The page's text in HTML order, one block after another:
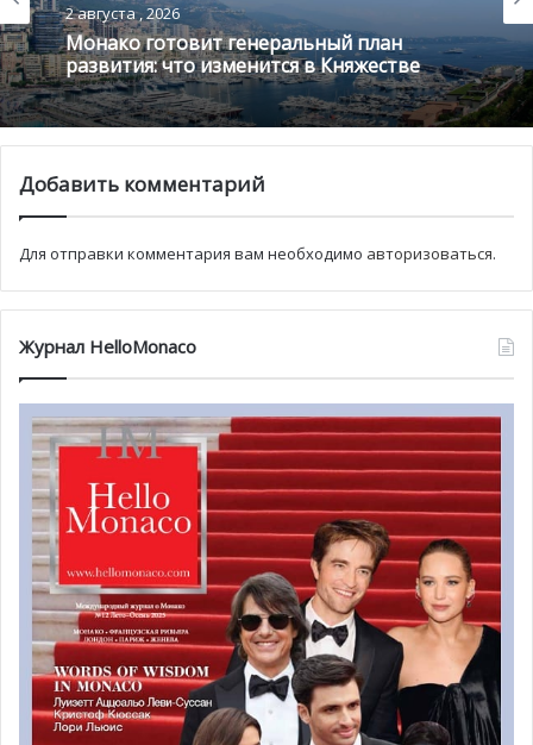
историю о том, как появились знаменитые персонажи
«Питера Пена».
Также для самых маленьких предусмотрена программа
из 4-х коротких мультиков про морковку производства
«Les films du nord»:
«Le parfum de la Carotte»/»Запах морковки» Арно
Демунка и Реми Дюрена
«Гигантская морковка» Паскаль Эке
«Маленький ёжик» Мажори Ко
поэтические вечера.
В поэтической и музыкальной атмосфере два музыканта
будут говорить на темы, близкие всем: радость,
нежность, различия, жизнь. Артисты будут петь,
танцевать и рассказывать истории. Маленькие
слушатели познакомятся и традиционной и с
современной музыкой.
Ознакомиться с программой и зарезервировать билеты
вы можете здесь:
https://www.cannes.com/fr/evenements/grands-rendez-
vous-mois-par-mois/p-tits-cannes-a-you.html
С 14 по 31 октября на 1 place Bernard Cornut-Gentille
2 августа , 2026
Монако готовит генеральный план
развития: что изменится в Княжестве
Добавить комментарий
Для отправки комментария вам необходимо авторизоваться.
Журнал HelloMonaco